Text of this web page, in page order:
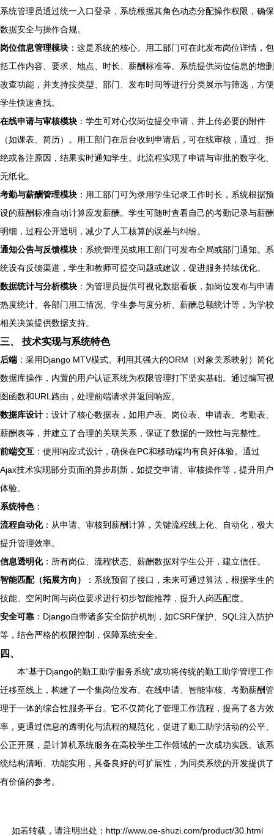
系统管理员通过统一入口登录，系统根据其角色动态分配操作权限，确保
数据安全与操作合规。
岗位信息管理模块 ：这是系统的核心。用工部门可在此发布岗位详情，包
括工作内容、要求、地点、时长、薪酬标准等。系统提供岗位信息的增删
改查功能，并支持按类型、部门、发布时间等进行分类展示与筛选，方便
学生快速查找。
在线申请与审核模块 ：学生可对心仪岗位提交申请，并上传必要的附件
（如课表、简历）。用工部门在后台收到申请后，可在线审核，通过、拒
绝或备注原因，结果实时通知学生。此流程实现了申请与审批的数字化、
无纸化。
考勤与薪酬管理模块 ：用工部门可为录用学生记录工作时长，系统根据预
设的薪酬标准自动计算应发薪酬。学生可随时查看自己的考勤记录与薪酬
明细，过程公开透明，减少了人工核算的误差与纠纷。
通知公告与反馈模块 ：系统管理员或用工部门可发布全局或部门通知。系
统设有反馈渠道，学生和教师可提交问题或建议，促进服务持续优化。
数据统计与分析模块 ：为管理员提供可视化数据看板，如岗位发布与申请
热度统计、各部门用工情况、学生参与度分析、薪酬总额统计等，为学校
相关决策提供数据支持。
三、 技术实现与系统特色
后端 ：采用Django MTV模式。利用其强大的ORM（对象关系映射）简化
数据库操作，内置的用户认证系统为权限管理打下坚实基础。通过编写视
图函数和URL路由，处理前端请求并返回响应。
数据库设计 ：设计了核心数据表，如用户表、岗位表、申请表、考勤表、
薪酬表等，并建立了合理的关联关系，保证了数据的一致性与完整性。
前端交互 ：使用响应式设计，确保在PC和移动端均有良好体验。通过
Ajax技术实现部分页面的异步刷新，如提交申请、审核操作等，提升用户
体验。
系统特色：
流程自动化：从申请、审核到薪酬计算，关键流程线上化、自动化，极大
提升管理效率。
信息透明化：所有岗位、流程状态、薪酬数据对学生公开，建立信任。
智能匹配（拓展方向）
：系统预留了接口，未来可通过算法，根据学生的
技能、空闲时间与岗位要求进行初步智能推荐，提升人岗匹配度。
安全可靠 ：Django自带诸多安全防护机制，如CSRF保护、SQL注入防护
等，结合严格的权限控制，保障系统安全。
四、
本“基于Django的勤工助学服务系统”成功将传统的勤工助学管理工作
迁移至线上，构建了一个集岗位发布、在线申请、智能审核、考勤薪酬管
理于一体的综合性服务平台。它不仅简化了管理工作流程，提高了各方效
率，更通过信息的透明化与流程的规范化，促进了勤工助学活动的公平、
公正开展，是计算机系统服务在高校学生工作领域的一次成功实践。该系
统结构清晰、功能实用，具备良好的可扩展性，为同类系统的开发提供了
有价值的参考。
如若转载，请注明出处：http://www.oe-shuzi.com/product/30.html